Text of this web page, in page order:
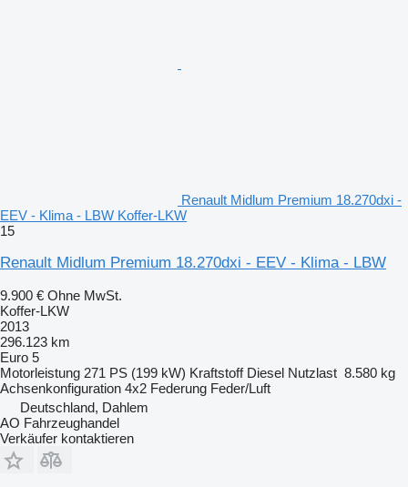
Renault Midlum Premium 18.270dxi -
EEV - Klima - LBW Koffer-LKW
15
Renault Midlum Premium 18.270dxi - EEV - Klima - LBW
9.900 € Ohne MwSt.
Koffer-LKW
2013
296.123 km
Euro 5
Motorleistung 271 PS (199 kW) Kraftstoff Diesel Nutzlast 8.580 kg
Achsenkonfiguration 4x2 Federung Feder/Luft
Deutschland, Dahlem
AO Fahrzeughandel
Verkäufer kontaktieren